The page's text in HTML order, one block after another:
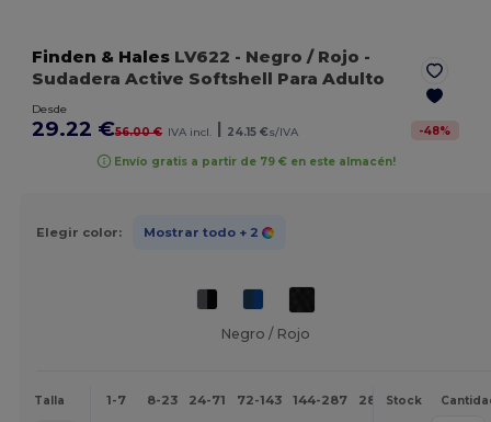
Finden & Hales LV622 - Negro / Rojo -
Sudadera Active Softshell Para Adulto
Desde
29.22 €56.00 € IVA incl. 24.15 €s/IVA -48%
Envío gratis a partir de 79 € en este almacén!
Elegir color: Mostrar todo + 2
Negro / Rojo
Talla 1-7 8-23 24-71 72-143 144-287 288 + Más
Stock